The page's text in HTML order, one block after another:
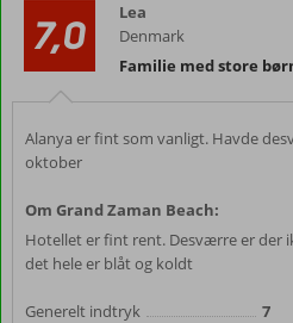
7,0
Lea
Denmark
Familie med store
Alanya er fint som vanligt. Havde
oktober
Om Grand Zaman Beach:
Hotellet er fint rent. Desværre er der
det hele er blåt og koldt
Generelt indtryk
7